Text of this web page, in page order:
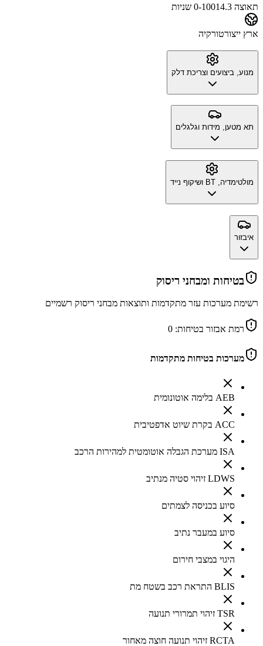
תאוצה 0-100 14.3 שניות
ארץ ייצורטורקיה
מנוע, ביצועים וצריכת דלק
תא מטען, מידות וגלגלים
מולטימדיה, BT ושיקוף נייד
איבזור
בטיחות ומבחני ריסוק
רשימת מערכות עזר מתקדמות ותוצאות מבחני ריסוק רשמיים
רמת אבזור בטיחות: 0
מערכות בטיחות מתקדמות
AEB בלימה אוטונומית
ACC בקרת שיוט אדפטיבית
ISA מערכת הגבלה אוטומטית למהירות הרכב
LDWS זיהוי סטיה מנתיב
סיוע בכניסה לצמתים
סיוע במעבר נתיב
היגוי במצבי חירום
BLIS התראת רכב בשטח מת
TSR זיהוי תמרורי תנועה
RCTA זיהוי תנועה חוצה מאחור